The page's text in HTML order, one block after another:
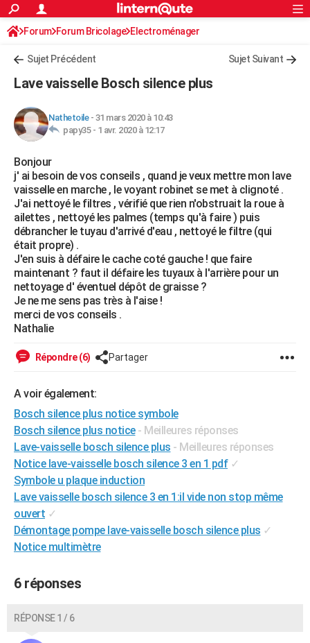
ACTUALITÉS
Politique
Société
Faits Divers
Education
Monde
Villes
+
Retraite
Impôts
Epargne
Immobilier
Risques naturels par ville
Banque
Assurance
Crédit
AUTO
HIGH-TECH
Mobiles
Meilleur smartphone
Internet
Ordinateurs
Jeux vidéo
Guide high-tech
+BRICOLAGE
Forum
Aménagement intérieur
Extérieur
Cuisine
Salle de bains
Jardinage
Rangement
WEEK-END
Guides de France
Escapades
Patrimoine
Expositions
Musées
Week-end nature
LIFESTYLE
Art de vivre
Bien-être
Loisirs
Modes de vie
SANTE
Alimentation
Guide de la santé
Maladies
Médicaments
Sommeil
VOYAGE
Destinations
City break
Voyage nature
Voyage de noces
Forum
Climat
+PHOTO
GUIDES D'ACHAT
CARTE DE VOEUX
Carte de Noël
Carte Bonne année
Carte Saint-Valentin
Carte Pâques
Carte d'anniversaire
Dictionnaire
Biographies
Citations
Expressions
Proverbes
PROGRAMME TV
COPAINS D'AVANT
S'inscrire
Se connecter
Lycées
Collèges
Primaires
Universités
Entreprises
Service militaire
Avis de recherche
AVIS DE DÉCÈS
FORUM
Bricolage
Lifestyle
Culture
Sport
Auto
Television
Voyage
Cinema
S'inscrire
Connexion
Forum Forum Bricolage Electroménager
Sujet Précédent Sujet Suivant
Lave vaisselle Bosch silence plus
Nathetoile- 31 mars 2020 à 10:43
papy35 - 1 avr. 2020 à 12:17
Bonjour
j' ai besoin de vos conseils , quand je veux mettre mon lave
vaisselle en marche , le voyant robinet se met à clignoté .
J'ai nettoyé le filtres , vérifié que rien n'obstruait la roue à
ailettes , nettoyé les palmes (temps qu'à faire ) puis
débrancher le tuyau d'arrivé d'eau , nettoyé le filtre (qui
était propre) .
J'en suis à défaire le cache coté gauche ! que faire
maintenant ? faut il défaire les tuyaux à l'arrière pour un
nettoyage d' éventuel dépôt de graisse ?
Je ne me sens pas très à l'aise !
merci de vos conseils .
Nathalie
Répondre (6) Partager
A voir également:
Bosch silence plus notice symbole
Bosch silence plus notice - Meilleures réponses
Lave-vaisselle bosch silence plus - Meilleures réponses
Notice lave-vaisselle bosch silence 3 en 1 pdf ✓
Symbole u plaque induction
Lave vaisselle bosch silence 3 en 1:il vide non stop même
ouvert ✓
Démontage pompe lave-vaisselle bosch silence plus ✓
Notice multimètre
6 réponses
RÉPONSE 1 / 6